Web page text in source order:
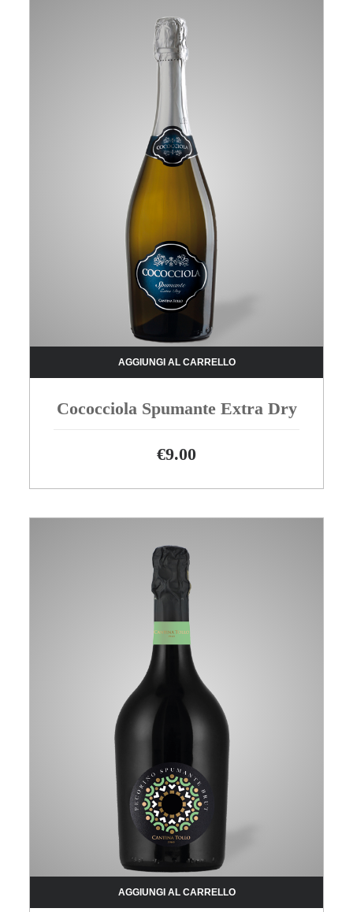
AGGIUNGI AL CARRELLO
Cococciola Spumante Extra Dry
€9.00
AGGIUNGI AL CARRELLO